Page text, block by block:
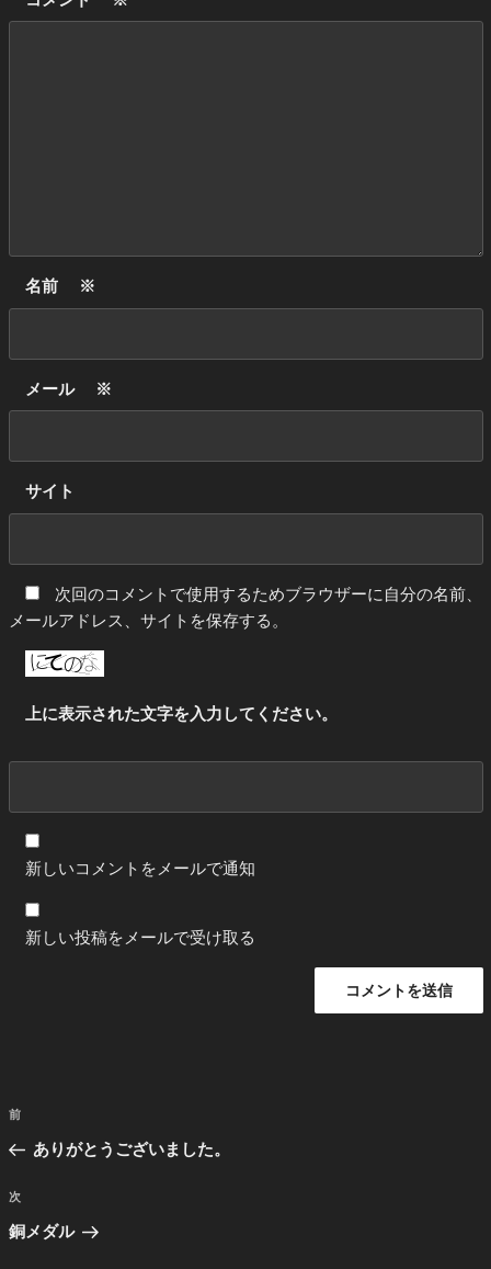
名前 ※
メール ※
サイト
次回のコメントで使用するためブラウザーに自分の名前、
メールアドレス、サイトを保存する。
上に表示された文字を入力してください。
新しいコメントをメールで通知
新しい投稿をメールで受け取る
投
ナ
ビ
ゲ
前
の
稿
前
ありがとうございました。
次
の
次
銅メダル